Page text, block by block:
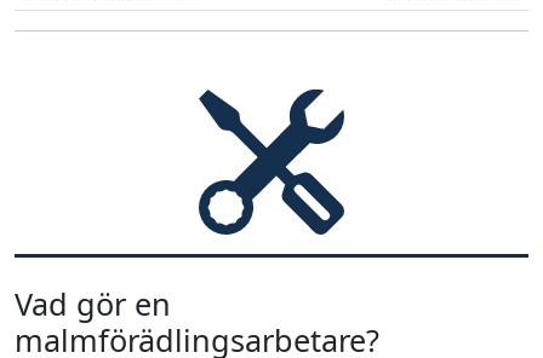
Vad gör en
malmförädlingsarbetare?